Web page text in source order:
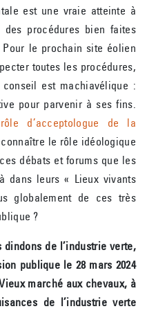
est une vraie atteinte à
des procédures bien faites
Pour le prochain site éolien
toutes les procédures,
est machiavélique :
pour parvenir à ses fins.
d’acceptologue de la
le rôle idéologique
débats et forums que les
dans leurs « Lieux vivants
globalement de ces très
?
dindons de l’industrie verte,
publique le 28 mars 2024
marché aux chevaux, à
de l’industrie verte